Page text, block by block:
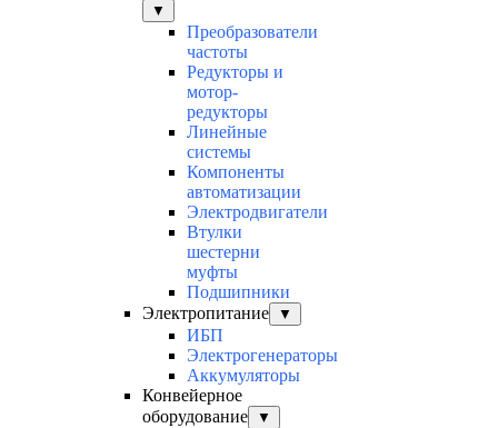
▼
Преобразователи
частоты
Редукторы и
мотор-
редукторы
Линейные
системы
Компоненты
автоматизации
Электродвигатели
Втулки
шестерни
муфты
Подшипники
Электропитание
▼
ИБП
Электрогенераторы
Аккумуляторы
Конвейерное
оборудование
▼